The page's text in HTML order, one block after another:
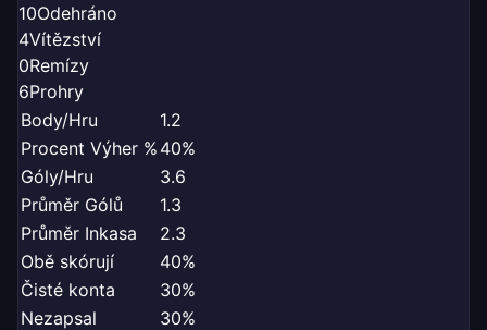
10Odehráno
4Vítězství
0Remízy
6Prohry
Body/Hru
1.2
Procent Výher % 40%
Góly/Hru
3.6
Průměr Gólů
1.3
Průměr Inkasa
2.3
Obě skórují
40%
Čisté konta
30%
Nezapsal
30%